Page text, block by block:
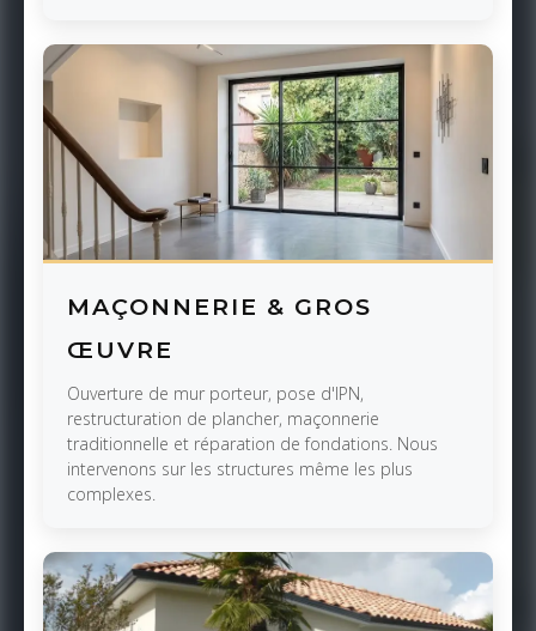
MAÇONNERIE & GROS
ŒUVRE
Ouverture de mur porteur, pose d'IPN,
restructuration de plancher, maçonnerie
traditionnelle et réparation de fondations. Nous
intervenons sur les structures même les plus
complexes.